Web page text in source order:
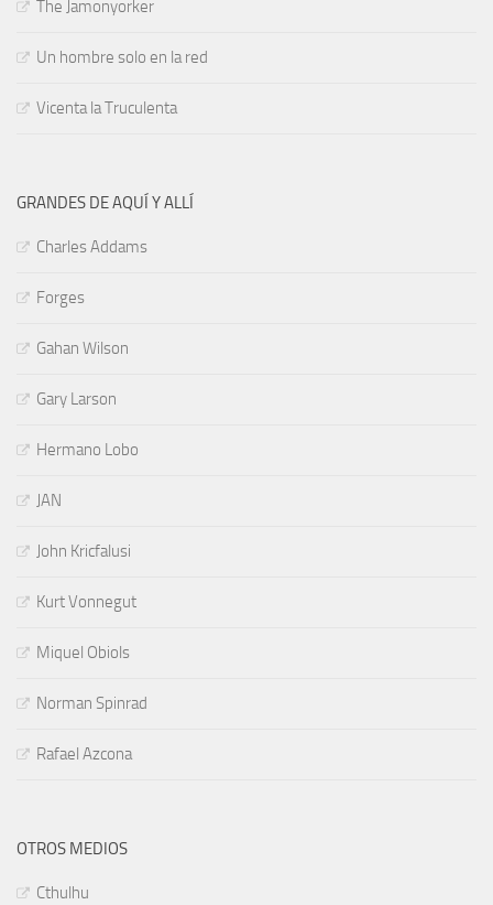
The Jamonyorker
Un hombre solo en la red
Vicenta la Truculenta
GRANDES DE AQUÍ Y ALLÍ
Charles Addams
Forges
Gahan Wilson
Gary Larson
Hermano Lobo
JAN
John Kricfalusi
Kurt Vonnegut
Miquel Obiols
Norman Spinrad
Rafael Azcona
OTROS MEDIOS
Cthulhu